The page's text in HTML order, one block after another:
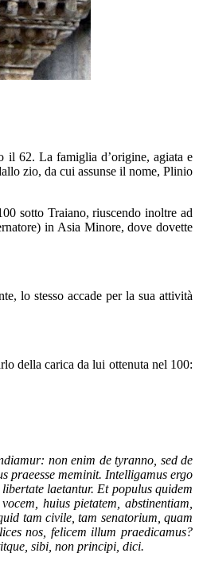
il 62. La famiglia d’origine, agiata e
zio, da cui assunse il nome, Plinio
sotto Traiano, riuscendo inoltre ad
in Asia Minore, dove dovette
lo stesso accade per la sua attività
della carica da lui ottenuta nel 100:
non enim de tyranno, sed de
praeesse meminit. Intelligamus ergo
laetantur. Et populus quidem
huius pietatem, abstinentiam,
tam civile, tam senatorium, quam
nos, felicem illum praedicamus?
sibi, non principi, dici.